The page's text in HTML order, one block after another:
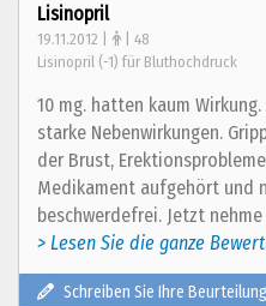
Lisinopril
19.11.2012 | | 48
Lisinopril (-1) für Bluthochdruck
10 mg. hatten kaum
starke Nebenwirkungen.
der Brust,
Medikament aufgehört und
beschwerdefrei. Jetzt
> Lesen Sie die ganze
Schreiben Sie Ihre Beurteilung